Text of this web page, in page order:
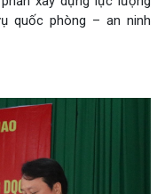
quốc phòng – an ninh